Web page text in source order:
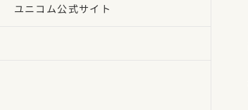
ユニコム公式サイト